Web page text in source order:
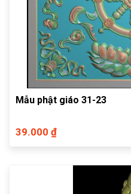
Mẫu phật giáo 31-23
39.000 ₫